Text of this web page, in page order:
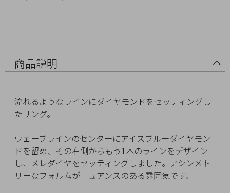
商品説明
流れるようなラインにダイヤモンドをセッティングし
たリング。
ウェーブラインのセンターにアイスブルーダイヤモン
ドを留め、その右側からもう1本のラインをデザイン
し、メレダイヤをセッティングしました。アシンメト
リーなフォルムがニュアンスのある雰囲気です。
Pick
イ
ペ
ジ
お